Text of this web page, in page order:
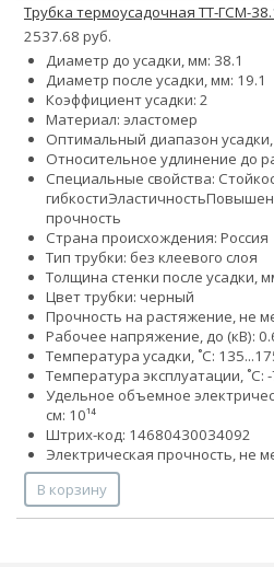
Трубка термоусадочная ТТ-ГСМ-
2537.68 руб.
Диаметр до усадки, мм: 38.1
Диаметр после усадки, мм: 19.1
Коэффициент усадки: 2
Материал: эластомер
Оптимальный диапазон
Относительное удлинение до
Специальные свойства:
гибкостиЭластичность
прочность
Страна происхождения: Россия
Тип трубки: без клеевого слоя
Толщина стенки после усадки,
Цвет трубки: черный
Прочность на растяжение, не
Рабочее напряжение, до (кВ):
Температура усадки, ˚С:
Температура эксплуатации, ˚С:
Удельное объемное
см: 10¹⁴
Штрих-код: 14680430034092
Электрическая прочность, не
В корзину